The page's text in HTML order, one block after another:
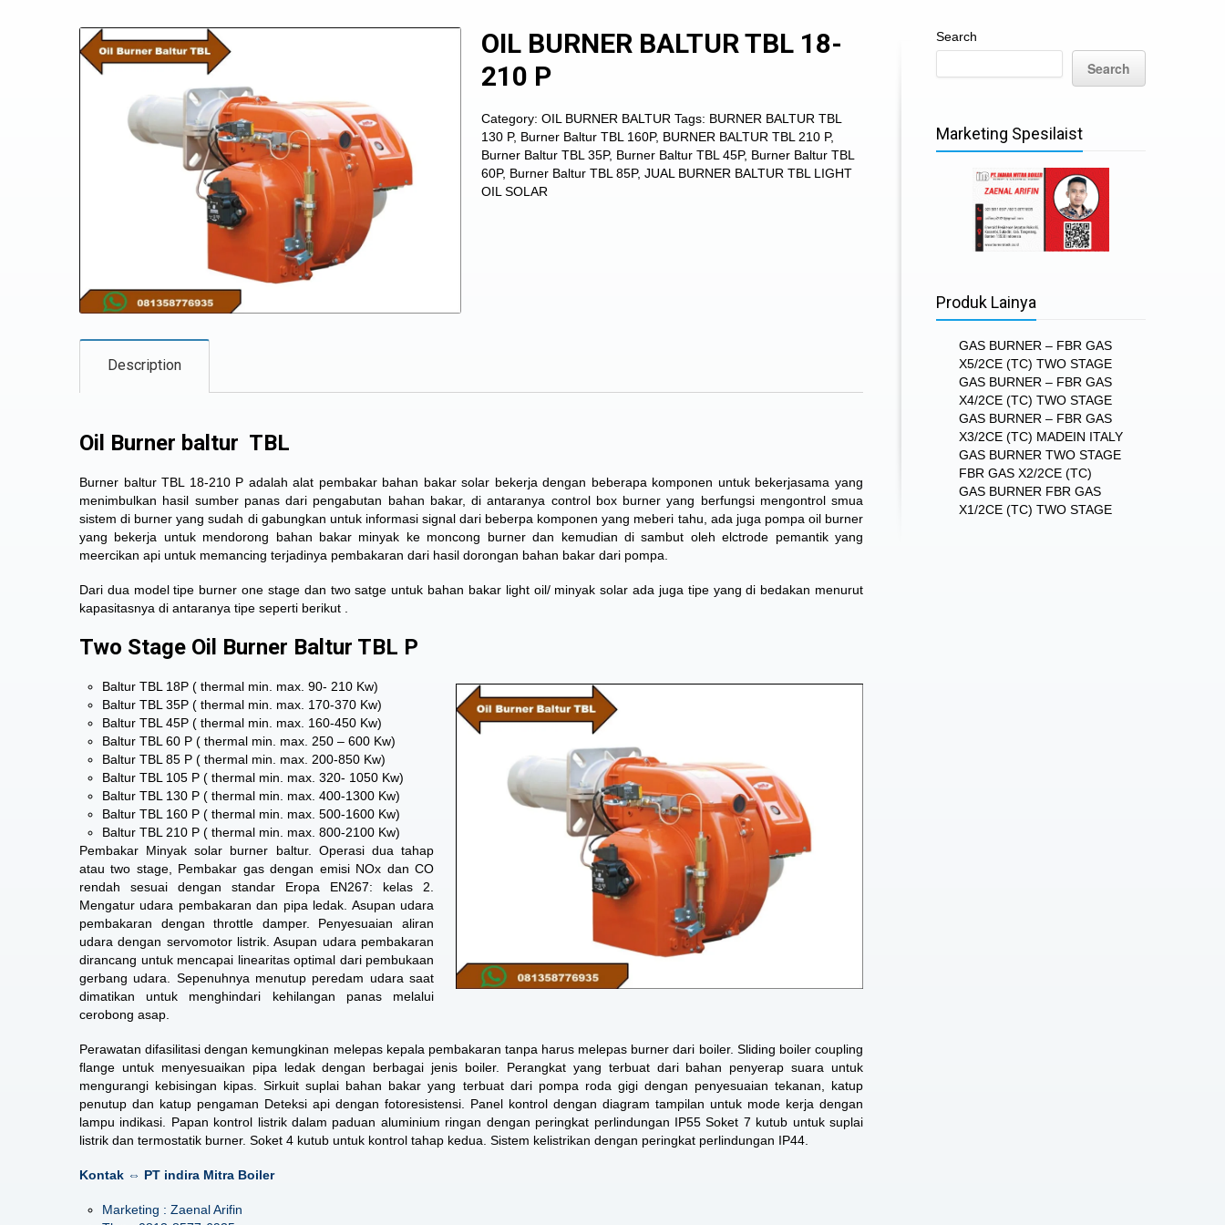
OIL BURNER BALTUR TBL 18-
210 P
Category:OIL BURNER BALTUR Tags: BURNER BALTUR TBL
130 P, Burner Baltur TBL 160P, BURNER BALTUR TBL 210 P,
Burner Baltur TBL 35P, Burner Baltur TBL 45P, Burner Baltur TBL
60P, Burner Baltur TBL 85P,JUAL BURNER BALTUR TBL LIGHT
OIL SOLAR
Description
Oil Burner baltur TBL
Burner balturTBL 18-210 P adalah alat pembakar bahan bakar solar bekerja dengan beberapa komponen untuk bekerjasama yang
menimbulkan hasil sumber panas dari pengabutan bahan bakar, di antaranya control box burner yang berfungsi mengontrol smua
sistem di burner yang sudah di gabungkan untuk informasi signal dari beberpa komponen yang meberi tahu, ada juga pompa oil burner
yang bekerja untuk mendorong bahan bakar minyak ke moncong burner dan kemudian di sambut oleh elctrode pemantik yang
meercikan api untuk memancing terjadinya pembakaran dari hasil dorongan bahan bakar dari pompa.
Dari dua model tipe burner one stage dan two satge untuk bahan bakar light oil/ minyak solar ada juga tipe yang di bedakan menurut
kapasitasnya di antaranya tipe seperti berikut .
Two Stage Oil Burner Baltur TBL P
Baltur TBL 18P ( thermal min. max. 90- 210 Kw)
Baltur TBL 35P ( thermal min. max. 170-370 Kw)
Baltur TBL 45P ( thermal min. max. 160-450 Kw)
Baltur TBL 60 P ( thermal min. max. 250 – 600 Kw)
Baltur TBL 85 P ( thermal min. max. 200-850 Kw)
Baltur TBL 105 P ( thermal min. max. 320- 1050 Kw)
Baltur TBL 130 P ( thermal min. max. 400-1300 Kw)
Baltur TBL 160 P ( thermal min. max. 500-1600 Kw)
Baltur TBL 210 P ( thermal min. max. 800-2100 Kw)
Pembakar Minyak solar burner baltur. Operasi dua tahap
atau two stage, Pembakar gas dengan emisi NOx dan CO
rendah sesuai dengan standar Eropa EN267: kelas 2.
Mengatur udara pembakaran dan pipa ledak. Asupan udara
pembakaran dengan throttle damper. Penyesuaian aliran
udara dengan servomotor listrik. Asupan udara pembakaran
dirancang untuk mencapai linearitas optimal dari pembukaan
gerbang udara. Sepenuhnya menutup peredam udara saat
dimatikan untuk menghindari kehilangan panas melalui
cerobong asap.
Perawatan difasilitasi dengan kemungkinan melepas kepala pembakaran tanpa harus melepas burner dari boiler. Sliding boiler coupling
flange untuk menyesuaikan pipa ledak dengan berbagai jenis boiler. Perangkat yang terbuat dari bahan penyerap suara untuk
mengurangi kebisingan kipas. Sirkuit suplai bahan bakar yang terbuat dari pompa roda gigi dengan penyesuaian tekanan, katup
penutup dan katup pengaman Deteksi api dengan fotoresistensi. Panel kontrol dengan diagram tampilan untuk mode kerja dengan
lampu indikasi. Papan kontrol listrik dalam paduan aluminium ringan dengan peringkat perlindungan IP55 Soket 7 kutub untuk suplai
listrik dan termostatik burner. Soket 4 kutub untuk kontrol tahap kedua. Sistem kelistrikan dengan peringkat perlindungan IP44.
Kontak ⇔ PT indira Mitra Boiler
Marketing : Zaenal Arifin
Search
Search
Marketing Spesilaist
Produk Lainya
GAS BURNER – FBR GAS
X5/2CE (TC) TWO STAGE
GAS BURNER – FBR GAS
X4/2CE (TC) TWO STAGE
GAS BURNER – FBR GAS
X3/2CE (TC) MADEIN ITALY
GAS BURNER TWO STAGE
FBR GAS X2/2CE (TC)
GAS BURNER FBR GAS
X1/2CE (TC) TWO STAGE